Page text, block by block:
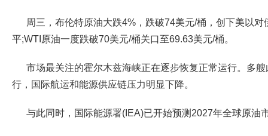
周三，布伦特原油大跌4%，跌破74美元/桶，创下美以
平;WTI原油一度跌破70美元/桶关口至69.63美元/桶。
市场最关注的霍尔木兹海峡正在逐步恢复正常运行。多
行，国际航运和能源供应链压力明显下降。
与此同时，国际能源署(IEA)已开始预测2027年全球原油